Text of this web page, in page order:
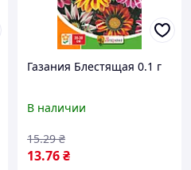
Газания Блестящая 0.1 г
В наличии
13.76₴
15.29 ₴